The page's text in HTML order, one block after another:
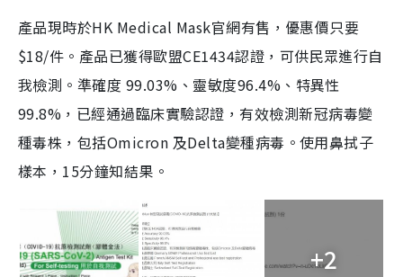
產品現時於HK Medical Mask官網有售，優惠價只要
$18/件。產品已獲得歐盟CE1434認證，可供民眾進行自
我檢測。準確度 99.03%、靈敏度96.4%、特異性
99.8%，已經通過臨床實驗認證，有效檢測新冠病毒變
種毒株，包括Omicron 及Delta變種病毒。使用鼻拭子
樣本，15分鐘知結果。
+2